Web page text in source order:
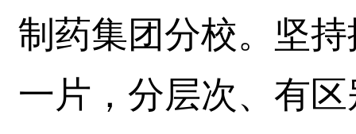
制药集团分校。坚
一片，分层次、有